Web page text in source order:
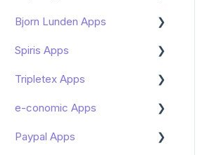
Hantera prenumerationen
Bjorn Lunden Apps
Kom igång
Klarna integration Bjorn
Bjorn Lunden
Spiris Apps
Kom igång Spiris Apps
Kom igång
Funktioner och användning
Tripletex Apps
Kom igång - Tripletex Apps
e-conomic Apps
Kom igång
Paypal Apps